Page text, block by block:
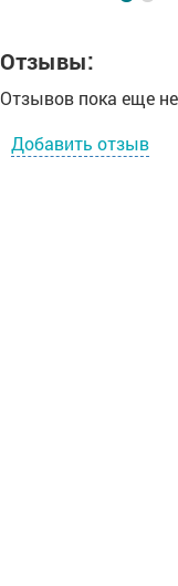
Отзывы:
Отзывов пока еще
Добавить отзыв